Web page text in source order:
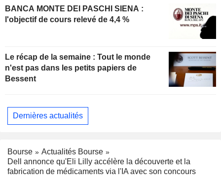
BANCA MONTE DEI PASCHI SIENA :
l'objectif de cours relevé de 4,4 %
Le récap de la semaine : Tout le monde
n'est pas dans les petits papiers de
Bessent
Dernières actualités
Bourse
Actualités Bourse
Dell annonce qu'Eli Lilly accélère la découverte et la
fabrication de médicaments via l'IA avec son concours